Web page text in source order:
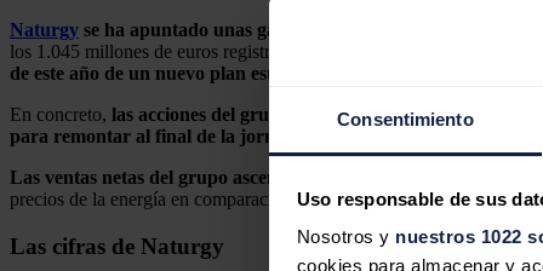
Consentimiento
Uso responsable de sus
Nosotros y nuestros 1022
cookies para almacenar y
Naturgy se ha apuntado unas ganancias de casi el 1,3% en la
los 1.045 millones de euros registrados en el mismo periodo del
de este año de un nuevo plan estratégico para el periodo 2025-
En concreto, las acciones del grupo presidido por Francisco
para remontar al final de la jornada hasta un precio de 22,22
Las ventas netas del grupo ascendieron a 9.071 millones de
precios de la energía en comparación con los precios
Las cifras de Naturgy